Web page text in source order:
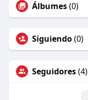
Álbumes(0)
Siguiendo(0)
Seguidores(4)